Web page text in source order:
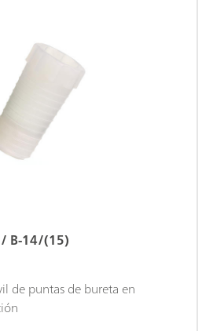
B-14/(15)
de puntas de bureta en